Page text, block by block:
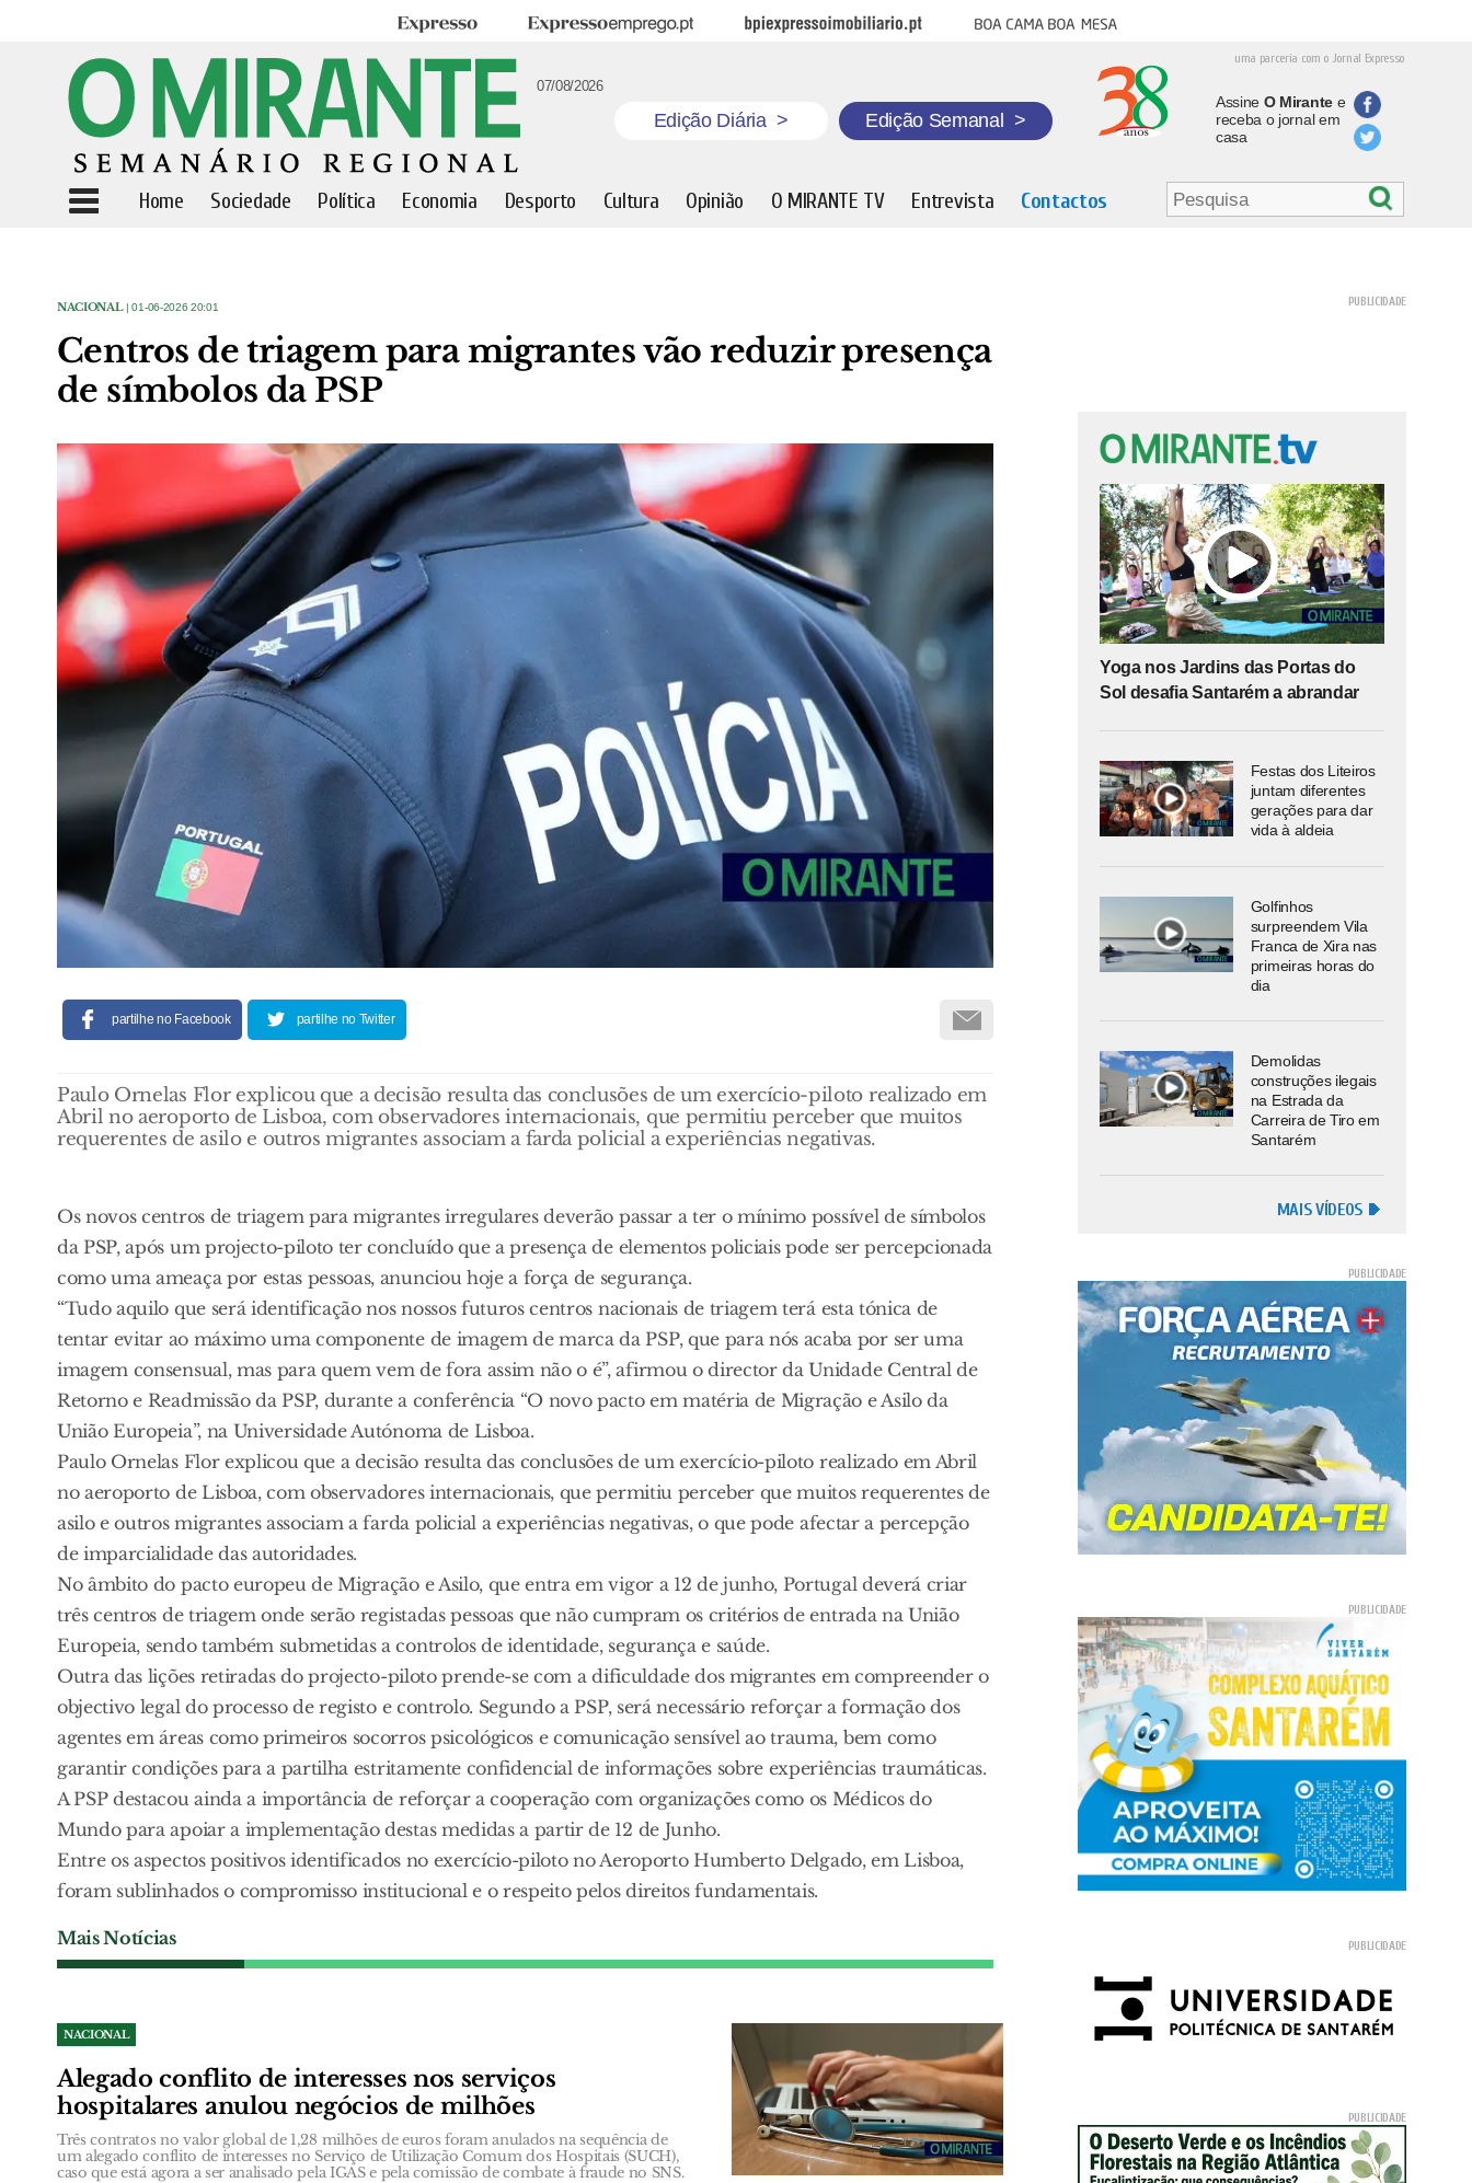
Expresso Expresso Emprego BPI Expresso Imobiliário Boa cama boa mesa
uma parceria com o Jornal Expresso
07/08/2026
Edição Diária > Edição Semanal >
Assine O Mirantee
receba o jornal em
casa
Home Sociedade Política Economia Desporto Cultura Opinião O MIRANTE TV Entrevista Contactos
NACIONAL| 01-06-2026 20:01
Centros de triagem para migrantes vão reduzir presença
de símbolos da PSP
partilhe no Facebook partilhe no Twitter
Paulo Ornelas Flor explicou que a decisão resulta das conclusões de um exercício-piloto realizado em
Abril no aeroporto de Lisboa, com observadores internacionais, que permitiu perceber que muitos
requerentes de asilo e outros migrantes associam a farda policial a experiências negativas.
Os novos centros de triagem para migrantes irregulares deverão passar a ter o mínimo possível de símbolos
da PSP, após um projecto-piloto ter concluído que a presença de elementos policiais pode ser percepcionada
como uma ameaça por estas pessoas, anunciou hoje a força de segurança.
“Tudo aquilo que será identificação nos nossos futuros centros nacionais de triagem terá esta tónica de
tentar evitar ao máximo uma componente de imagem de marca da PSP, que para nós acaba por ser uma
imagem consensual, mas para quem vem de fora assim não o é”, afirmou o director da Unidade Central de
Retorno e Readmissão da PSP, durante a conferência “O novo pacto em matéria de Migração e Asilo da
União Europeia”, na Universidade Autónoma de Lisboa.
Paulo Ornelas Flor explicou que a decisão resulta das conclusões de um exercício-piloto realizado em Abril
no aeroporto de Lisboa, com observadores internacionais, que permitiu perceber que muitos requerentes de
asilo e outros migrantes associam a farda policial a experiências negativas, o que pode afectar a percepção
de imparcialidade das autoridades.
No âmbito do pacto europeu de Migração e Asilo, que entra em vigor a 12 de junho, Portugal deverá criar
três centros de triagem onde serão registadas pessoas que não cumpram os critérios de entrada na União
Europeia, sendo também submetidas a controlos de identidade, segurança e saúde.
Outra das lições retiradas do projecto-piloto prende-se com a dificuldade dos migrantes em compreender o
objectivo legal do processo de registo e controlo. Segundo a PSP, será necessário reforçar a formação dos
agentes em áreas como primeiros socorros psicológicos e comunicação sensível ao trauma, bem como
garantir condições para a partilha estritamente confidencial de informações sobre experiências traumáticas.
A PSP destacou ainda a importância de reforçar a cooperação com organizações como os Médicos do
Mundo para apoiar a implementação destas medidas a partir de 12 de Junho.
Entre os aspectos positivos identificados no exercício-piloto no Aeroporto Humberto Delgado, em Lisboa,
foram sublinhados o compromisso institucional e o respeito pelos direitos fundamentais.
Mais Notícias
NACIONAL
Alegado conflito de interesses nos serviços
hospitalares anulou negócios de milhões
Três contratos no valor global de 1,28 milhões de euros foram anulados na sequência de
um alegado conflito de interesses no Serviço de Utilização Comum dos Hospitais (SUCH),
caso que está agora a ser analisado pela IGAS e pela comissão de combate à fraude no SNS.
Yoga nos Jardins das Portas do
Sol desafia Santarém a abrandar
Festas dos Liteiros
juntam diferentes
gerações para dar
vida à aldeia
Golfinhos
surpreendem Vila
Franca de Xira nas
primeiras horas do
dia
Demolidas
construções ilegais
na Estrada da
Carreira de Tiro em
Santarém
MAIS VÍDEOS